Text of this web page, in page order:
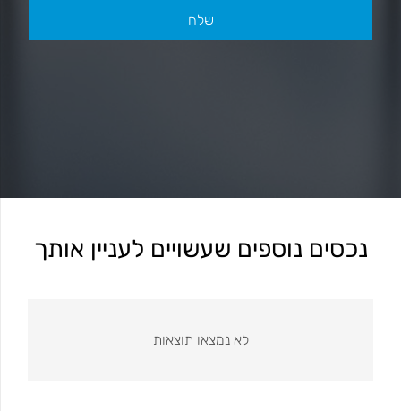
נכסים נוספים שעשויים לעניין אותך
לא נמצאו תוצאות